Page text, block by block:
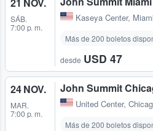
21 NOV.
SÁB.
7:00 p. m.
Kaseya Center,
Más de 200 boletos
desde USD 47
24 NOV.
MAR.
7:00 p. m.
John Summit
United Center,
Más de 200 boletos